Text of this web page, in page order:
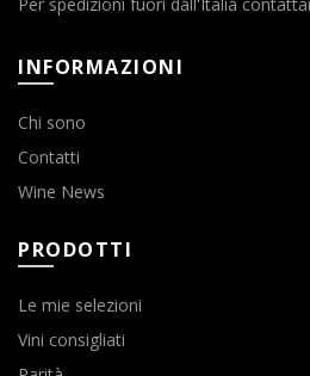
INFORMAZIONI
Chi sono
Contatti
Wine News
PRODOTTI
Le mie selezioni
Vini consigliati